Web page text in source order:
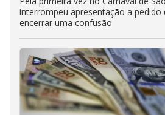
interrompeu apresentação a
encerrar uma confusão